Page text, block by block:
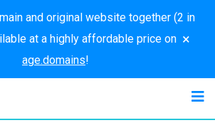
and original website together (2 in
at a highly affordable price on
age.domains!
×